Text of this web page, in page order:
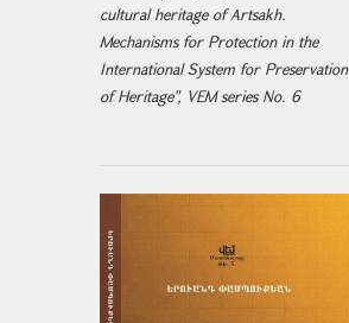
cultural heritage of Artsakh.
Mechanisms for Protection in the
International System for Preservation
of Heritage", VEM series No. 6